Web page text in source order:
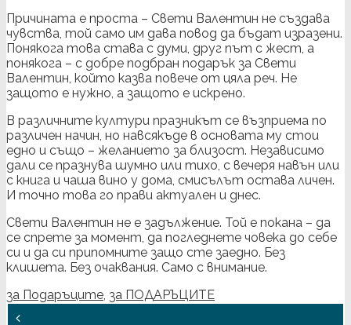
Причината е проста – Свети Валентин не създава
чувства, той само им дава повод да бъдат изразени.
Понякога това става с думи, друг път с жест, а
понякога – с добре подбран подарък за Свети
Валентин, който казва повече от цяла реч. Не
защото е нужно, а защото е искрено.
В различните култури празникът се възприема по
различен начин, но навсякъде в основата му стои
едно и също – желанието за близост. Независимо
дали се празнува шумно или тихо, с вечеря навън или
с книга и чаша вино у дома, смисълът остава личен.
И точно това го прави актуален и днес.
Свети Валентин не е задължение. Той е покана – да
се спрете за момент, да погледнете човека до себе
си и да си припомните защо сте заедно. Без
клишета. Без очаквания. Само с внимание.
за Подаръците, за ПОДАРЪЦИТЕ